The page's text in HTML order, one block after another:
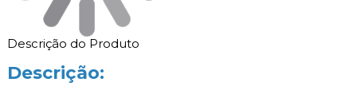
Descrição do Produto
Descrição: